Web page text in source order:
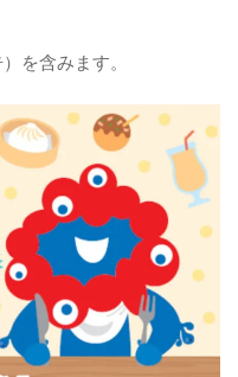
を含みます。